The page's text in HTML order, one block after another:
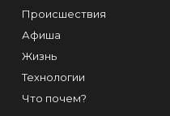
Происшествия
Афиша
Жизнь
Технологии
Что почем?